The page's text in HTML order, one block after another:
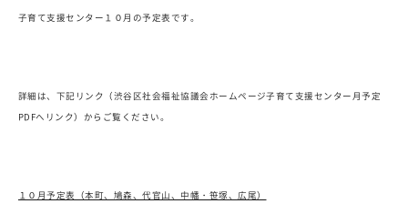
子育て支援センター１０月の予定表です。
詳細は、下記リンク（渋谷区社会福祉協議会ホームページ子育て支援センター月予定
PDFへリンク）からご覧ください。
１０月予定表（本町、鳩森、代官山、中幡・笹塚、広尾）